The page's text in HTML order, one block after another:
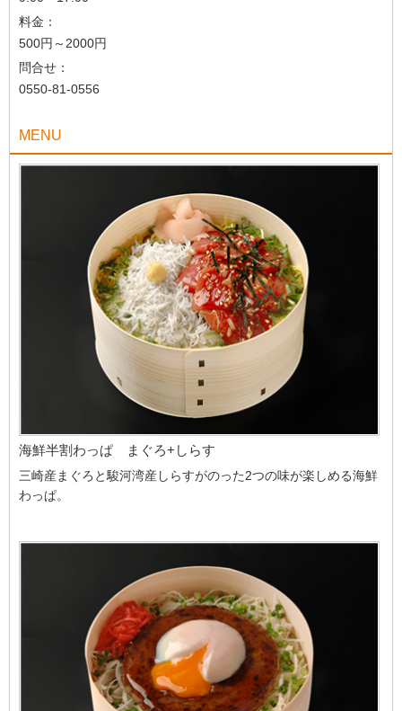
料金：
500円～2000円
問合せ：
0550-81-0556
MENU
海鮮半割わっぱ まぐろ+しらす
三崎産まぐろと駿河湾産しらすがのった2つの味が楽しめる海鮮
わっぱ。